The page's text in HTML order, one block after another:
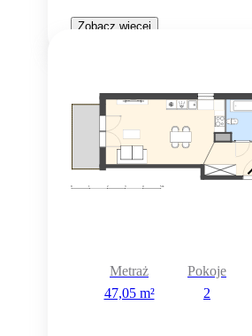
Zobacz więcej
Metraż
47,05 m²
Pokoje
2